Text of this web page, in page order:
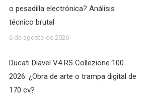
o pesadilla electrónica? Análisis
técnico brutal
6 de agosto de 2026
Ducati Diavel V4 RS Collezione 100
2026: ¿Obra de arte o trampa digital de
170 cv?